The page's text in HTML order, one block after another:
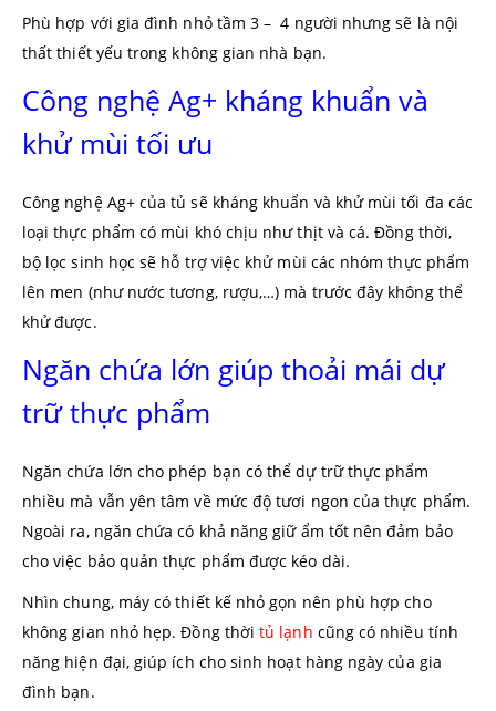
Phù hợp với gia đình nhỏ tầm 3 – 4 người nhưng sẽ là nội
thất thiết yếu trong không gian nhà bạn.
Công nghệ Ag+ kháng khuẩn và
khử mùi tối ưu
Công nghệ Ag+ của tủ sẽ kháng khuẩn và khử mùi tối đa các
loại thực phẩm có mùi khó chịu như thịt và cá. Đồng thời,
bộ lọc sinh học sẽ hỗ trợ việc khử mùi các nhóm thực phẩm
lên men (như nước tương, rượu,…) mà trước đây không thể
khử được.
Ngăn chứa lớn giúp thoải mái dự
trữ thực phẩm
Ngăn chứa lớn cho phép bạn có thể dự trữ thực phẩm
nhiều mà vẫn yên tâm về mức độ tươi ngon của thực phẩm.
Ngoài ra, ngăn chứa có khả năng giữ ẩm tốt nên đảm bảo
cho việc bảo quản thực phẩm được kéo dài.
Nhìn chung, máy có thiết kế nhỏ gọn nên phù hợp cho
không gian nhỏ hẹp. Đồng thờitủ lạnh cũng có nhiều tính
năng hiện đại, giúp ích cho sinh hoạt hàng ngày của gia
đình bạn.